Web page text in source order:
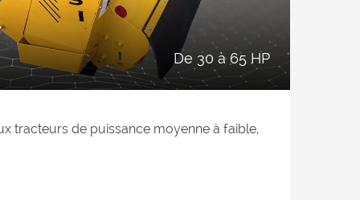
de 30 à 65 HP
tracteurs de puissance moyenne à faible,